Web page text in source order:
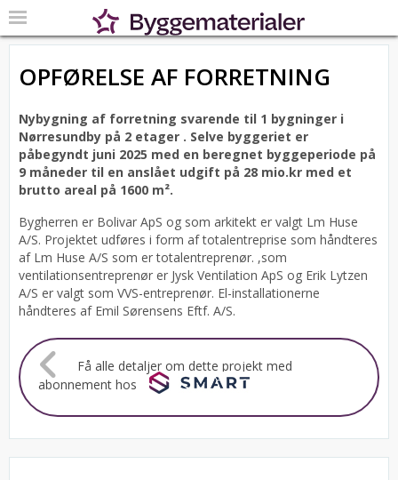
OPFØRELSE AF FORRETNING
Nybygning af forretning svarende til 1 bygninger i
Nørresundby på 2 etager . Selve byggeriet er
påbegyndt juni 2025 med en beregnet byggeperiode på
9 måneder til en anslået udgift på 28 mio.kr med et
brutto areal på 1600 m².
Bygherren er Bolivar ApS og som arkitekt er valgt Lm Huse
A/S. Projektet udføres i form af totalentreprise som håndteres
af Lm Huse A/S som er totalentreprenør. ,som
ventilationsentreprenør er Jysk Ventilation ApS og Erik Lytzen
A/S er valgt som VVS-entreprenør. El-installationerne
håndteres af Emil Sørensens Eftf. A/S.
Få alle detaljer om dette projekt med
abonnement hos